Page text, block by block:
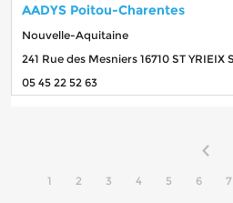
AADYS Poitou-Charentes
Nouvelle-Aquitaine
241 Rue des Mesniers 16710 ST YRIEIX
05 45 22 52 63
1 2 3 4 5 6 7